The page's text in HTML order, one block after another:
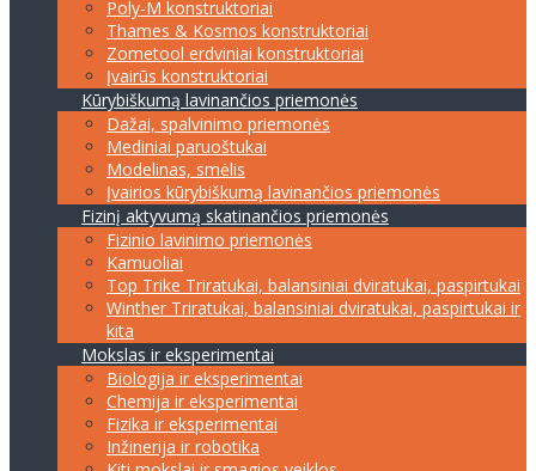
Poly-M konstruktoriai
Thames & Kosmos konstruktoriai
Zometool erdviniai konstruktoriai
Įvairūs konstruktoriai
Kūrybiškumą lavinančios priemonės
Dažai, spalvinimo priemonės
Mediniai paruoštukai
Modelinas, smėlis
Įvairios kūrybiškumą lavinančios priemonės
Fizinį aktyvumą skatinančios priemonės
Fizinio lavinimo priemonės
Kamuoliai
Top Trike Triratukai, balansiniai dviratukai, paspirtukai
Winther Triratukai, balansiniai dviratukai, paspirtukai ir
kita
Mokslas ir eksperimentai
Biologija ir eksperimentai
Chemija ir eksperimentai
Fizika ir eksperimentai
Inžinerija ir robotika